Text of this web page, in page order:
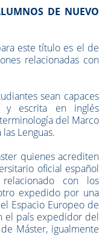
DE NUEVO
este título es el de
relacionadas con
sean capaces
y escrita en inglés
del Marco
Lenguas.
quienes acrediten
oficial español
relacionado con los
expedido por una
Espacio Europeo de
el país expedidor del
Máster, igualmente